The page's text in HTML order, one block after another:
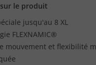
le produit
jusqu'au 8 XL
FLEXNAMIC®
mouvement et flexibilité